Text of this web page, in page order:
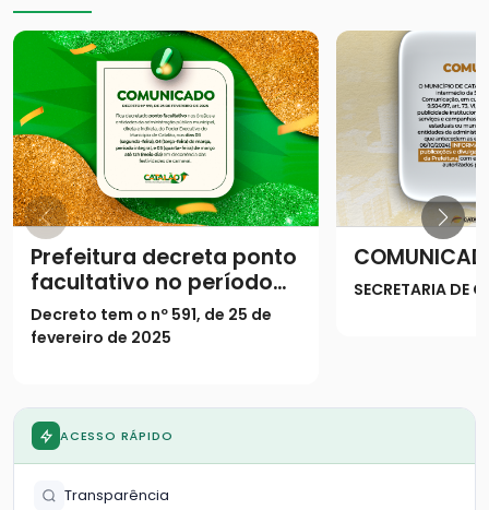
Prefeitura decreta ponto
facultativo no período
do Carnaval
Decreto tem o nº 591, de 25 de
fevereiro de 2025
SECRETARIA DE
ACESSO RÁPIDO
Transparência